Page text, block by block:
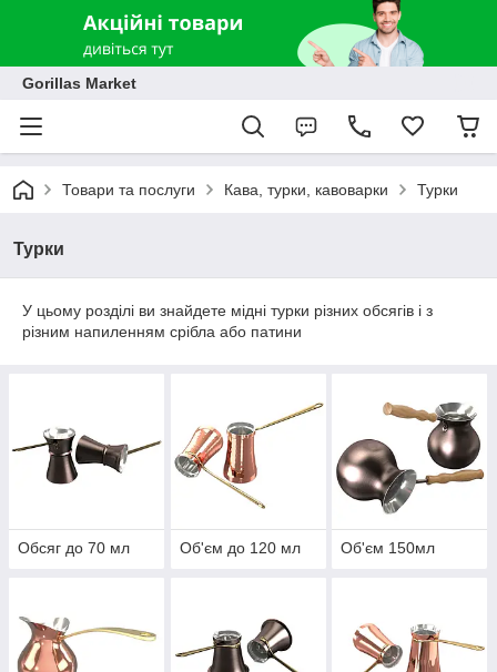
Gorillas Market
Товари та послуги Кава, турки, кавоварки Турки
Турки
У цьому розділі ви знайдете мідні турки різних обсягів і з
різним напиленням срібла або патини
Обсяг до 70 мл Об'єм до 120 мл Об'єм 150мл